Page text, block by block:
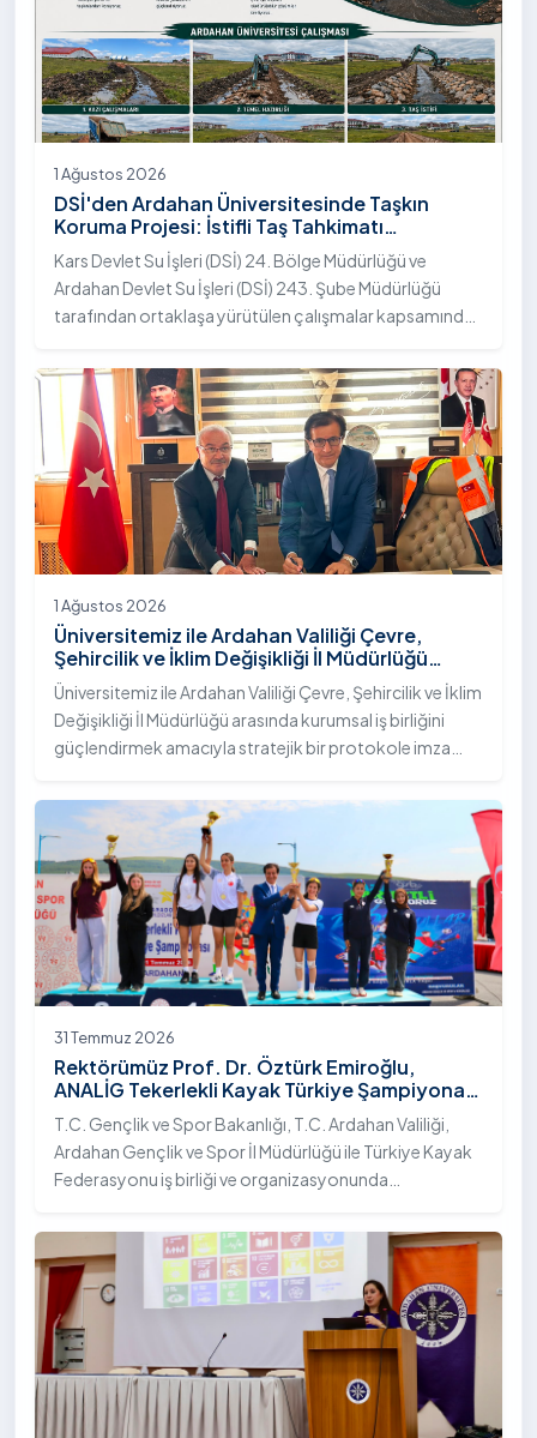
1 Ağustos 2026
DSİ'den Ardahan Üniversitesinde Taşkın
Koruma Projesi: İstifli Taş Tahkimatı
Çalışmaları Tamamlandı
Kars Devlet Su İşleri (DSİ) 24. Bölge Müdürlüğü ve
Ardahan Devlet Su İşleri (DSİ) 243. Şube Müdürlüğü
tarafından ortaklaşa yürütülen çalışmalar kapsamında,
"İstifli Taş Tahkimatı" projesi titizlikle tamamlandı.
1 Ağustos 2026
Üniversitemiz ile Ardahan Valiliği Çevre,
Şehircilik ve İklim Değişikliği İl Müdürlüğü
Arasında İş Birliği Protokolü İmzalandı
Üniversitemiz ile Ardahan Valiliği Çevre, Şehircilik ve İklim
Değişikliği İl Müdürlüğü arasında kurumsal iş birliğini
güçlendirmek amacıyla stratejik bir protokole imza
31 Temmuz 2026
Rektörümüz Prof. Dr. Öztürk Emiroğlu,
ANALİG Tekerlekli Kayak Türkiye Şampiyonası
Ödül Töreni’ne Katıldı
T.C. Gençlik ve Spor Bakanlığı, T.C. Ardahan Valiliği,
Ardahan Gençlik ve Spor İl Müdürlüğü ile Türkiye Kayak
Federasyonu iş birliği ve organizasyonunda
Sezonu Tekerlekli Kayak Türkiye Şampiyonası, 30-31
Temmuz 2026 tarihlerinde Ardahan Üniversitesi Yenisey
Yerleşkesi ev sahipliğinde tamamlandı.